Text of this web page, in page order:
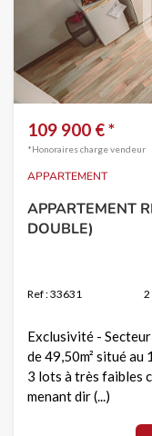
109 900 € *
*Honoraires charge vendeur
APPARTEMENT
APPARTEMENT
DOUBLE)
Ref : 33631 2
Exclusivité -
de 49,50m² situé
3 lots à très faibles
menant dir (...)